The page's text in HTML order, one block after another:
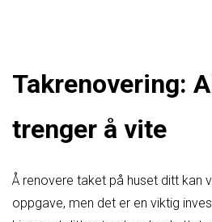
Takrenovering:
trenger å vite
Å renovere taket på huset ditt kan
oppgave, men det er en viktig